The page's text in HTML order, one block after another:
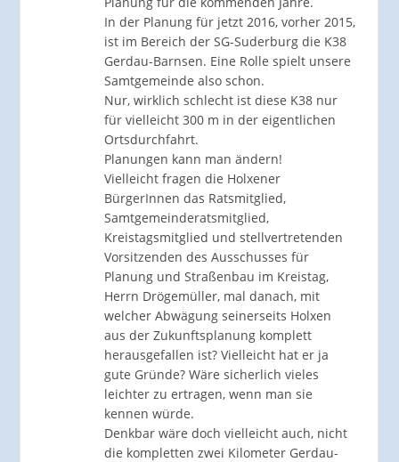
In der Planung für jetzt 2016, vorher 2015,
ist im Bereich der SG-Suderburg die K38
Gerdau-Barnsen. Eine Rolle spielt unsere
Samtgemeinde also schon.
Nur, wirklich schlecht ist diese K38 nur
für vielleicht 300 m in der eigentlichen
Ortsdurchfahrt.
Planungen kann man ändern!
Vielleicht fragen die Holxener
BürgerInnen das Ratsmitglied,
Samtgemeinderatsmitglied,
Kreistagsmitglied und stellvertretenden
Vorsitzenden des Ausschusses für
Planung und Straßenbau im Kreistag,
Herrn Drögemüller, mal danach, mit
welcher Abwägung seinerseits Holxen
aus der Zukunftsplanung komplett
herausgefallen ist? Vielleicht hat er ja
gute Gründe? Wäre sicherlich vieles
leichter zu ertragen, wenn man sie
kennen würde.
Denkbar wäre doch vielleicht auch, nicht
die kompletten zwei Kilometer Gerdau-